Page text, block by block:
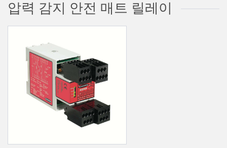
광전 센서
레이저 거리 측정
측정 어레이
3D 비행 시간(ToF)
IIOT 및 스마트 팩토리
기계 모니터링/전체 장비 효율성
공장 커뮤니케이션
부품, 정비 또는 팔레트 픽업 요청
선행 에지 감지
압력 감지 안전 매트 릴레이